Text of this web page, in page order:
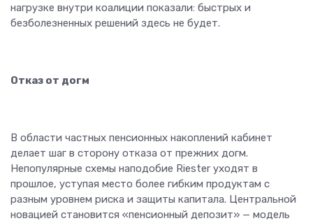
нагрузке внутри коалиции показали: быстрых и
безболезненных решений здесь не будет.
Отказ от догм
В области частных пенсионных накоплений кабинет
делает шаг в сторону отказа от прежних догм.
Непопулярные схемы наподобие Riester уходят в
прошлое, уступая место более гибким продуктам с
разным уровнем риска и защиты капитала. Центральной
новацией становится «пенсионный депозит» — модель